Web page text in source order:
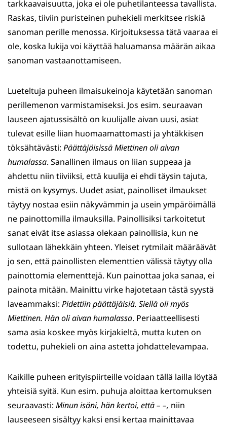
tarkkaavaisuutta, joka ei ole puhetilanteessa tavallista.
Raskas, tiiviin puristeinen puhekieli merkitsee riskiä
sanoman perille menossa. Kirjoituksessa tätä vaaraa ei
ole, koska lukija voi käyttää haluamansa määrän aikaa
sanoman vastaanottamiseen.
Lueteltuja puheen ilmaisukeinoja käytetään sanoman
perillemenon varmistamiseksi. Jos esim. seuraavan
lauseen ajatussisältö on kuulijalle aivan uusi, asiat
tulevat esille liian huomaamattomasti ja yhtäkkisen
töksähtävästi: Päättäjäisissä Miettinen oli aivan
humalassa. Sanallinen ilmaus on liian suppeaa ja
ahdettu niin tiiviiksi, että kuulija ei ehdi täysin tajuta,
mistä on kysymys. Uudet asiat, painolliset ilmaukset
täytyy nostaa esiin näkyvämmin ja usein ympäröimällä
ne painottomilla ilmauksilla. Painollisiksi tarkoitetut
sanat eivät itse asiassa olekaan painollisia, kun ne
sullotaan lähekkäin yhteen. Yleiset rytmilait määräävät
jo sen, että painollisten elementtien välissä täytyy olla
painottomia elementtejä. Kun painottaa joka sanaa, ei
painota mitään. Mainittu virke hajotetaan tästä syystä
laveammaksi: Pidettiin päättäjäisiä. Siellä oli myös
Miettinen. Hän oli aivan humalassa. Periaatteellisesti
sama asia koskee myös kirjakieltä, mutta kuten on
todettu, puhekieli on aina astetta johdattelevampaa.
Kaikille puheen erityispiirteille voidaan tällä lailla löytää
yhteisiä syitä. Kun esim. puhuja aloittaa kertomuksen
seuraavasti: Minun isäni, hän kertoi, että – –, niin
lauseeseen sisältyy kaksi ensi kertaa mainittavaa